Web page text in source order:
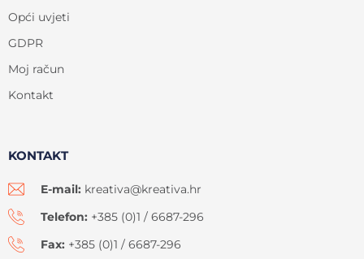
Opći uvjeti
GDPR
Moj račun
Kontakt
KONTAKT
E-mail: kreativa@kreativa.hr
Telefon: +385 (0)1 / 6687-296
Fax: +385 (0)1 / 6687-296